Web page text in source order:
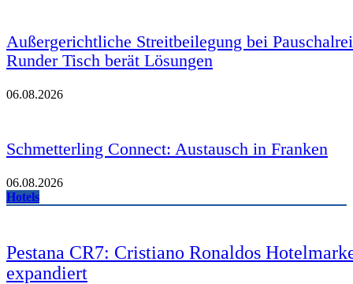
Außergerichtliche Streitbeilegung bei
Runder Tisch berät Lösungen
06.08.2026
Schmetterling Connect: Austausch in Franken
06.08.2026
Hotels
Pestana CR7: Cristiano Ronaldos
expandiert